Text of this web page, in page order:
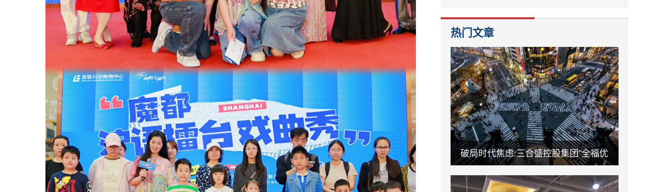
热门文章
破局时代焦虑:三合盛控股集团“全福优
选”平台正式启航